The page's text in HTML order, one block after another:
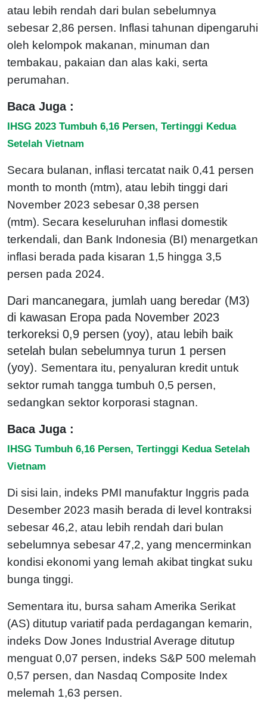
atau lebih rendah dari bulan sebelumnya
sebesar 2,86 persen. Inflasi tahunan dipengaruhi
oleh kelompok makanan, minuman dan
tembakau, pakaian dan alas kaki, serta
perumahan.
Baca Juga :
IHSG 2023 Tumbuh 6,16 Persen, Tertinggi Kedua
Setelah Vietnam
Secara bulanan, inflasi tercatat naik 0,41 persen
month to month (mtm), atau lebih tinggi dari
November 2023 sebesar 0,38 persen
(mtm). Secara keseluruhan inflasi domestik
terkendali, dan Bank Indonesia (BI) menargetkan
inflasi berada pada kisaran 1,5 hingga 3,5
persen pada 2024.
Dari mancanegara, jumlah uang beredar (M3)
di kawasan Eropa pada November 2023
terkoreksi 0,9 persen (yoy), atau lebih baik
setelah bulan sebelumnya turun 1 persen
(yoy). Sementara itu, penyaluran kredit untuk
sektor rumah tangga tumbuh 0,5 persen,
sedangkan sektor korporasi stagnan.
Baca Juga :
IHSG Tumbuh 6,16 Persen, Tertinggi Kedua Setelah
Vietnam
Di sisi lain, indeks PMI manufaktur Inggris pada
Desember 2023 masih berada di level kontraksi
sebesar 46,2, atau lebih rendah dari bulan
sebelumnya sebesar 47,2, yang mencerminkan
kondisi ekonomi yang lemah akibat tingkat suku
bunga tinggi.
Sementara itu, bursa saham Amerika Serikat
(AS) ditutup variatif pada perdagangan kemarin,
indeks Dow Jones Industrial Average ditutup
menguat 0,07 persen, indeks S&P 500 melemah
0,57 persen, dan Nasdaq Composite Index
melemah 1,63 persen.